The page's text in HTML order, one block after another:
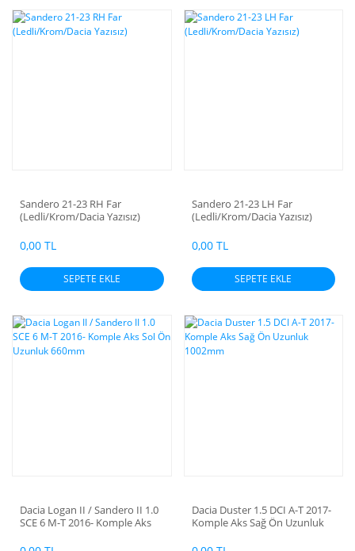
Sandero 21-23 RH Far
(Ledli/Krom/Dacia Yazısız)
0,00 TL
SEPETE EKLE
Sandero 21-23 LH Far
(Ledli/Krom/Dacia Yazısız)
0,00 TL
SEPETE EKLE
Dacia Logan II / Sandero II 1.0
SCE 6 M-T 2016- Komple Aks
Dacia Duster 1.5 DCI A-T 2017-
Komple Aks Sağ Ön Uzunluk